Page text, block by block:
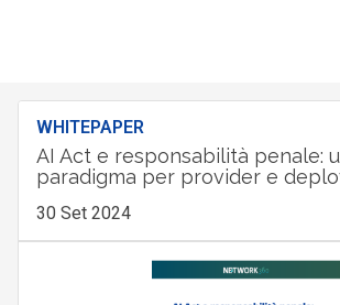
WHITEPAPER
AI Act e responsabilità penale:
paradigma per provider e
30 Set 2024